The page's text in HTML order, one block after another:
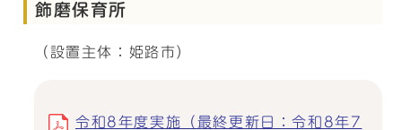
飾磨保育所
（設置主体：姫路市）
令和8年度実施（最終更新日：令和8年7